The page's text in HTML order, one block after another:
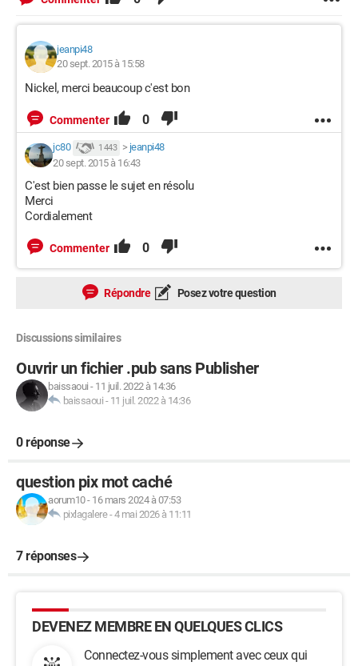
jeanpi48
20 sept. 2015 à 15:58
Nickel, merci beaucoup c'est bon
Commenter 0
jc80 1 443 > jeanpi48
20 sept. 2015 à 16:43
C'est bien passe le sujet en résolu
Merci
Cordialement
Commenter 0
Répondre Posez votre question
Discussions similaires
Ouvrir un fichier .pub sans Publisher
baissaoui - 11 juil. 2022 à 14:36
baissaoui - 11 juil. 2022 à 14:36
0 réponse
question pix mot caché
aorum10- 16 mars 2024 à 07:53
pixlagalere-4 mai 2026 à 11:11
7 réponses
DEVENEZ MEMBRE EN QUELQUES CLICS
Connectez-vous simplement avec ceux qui